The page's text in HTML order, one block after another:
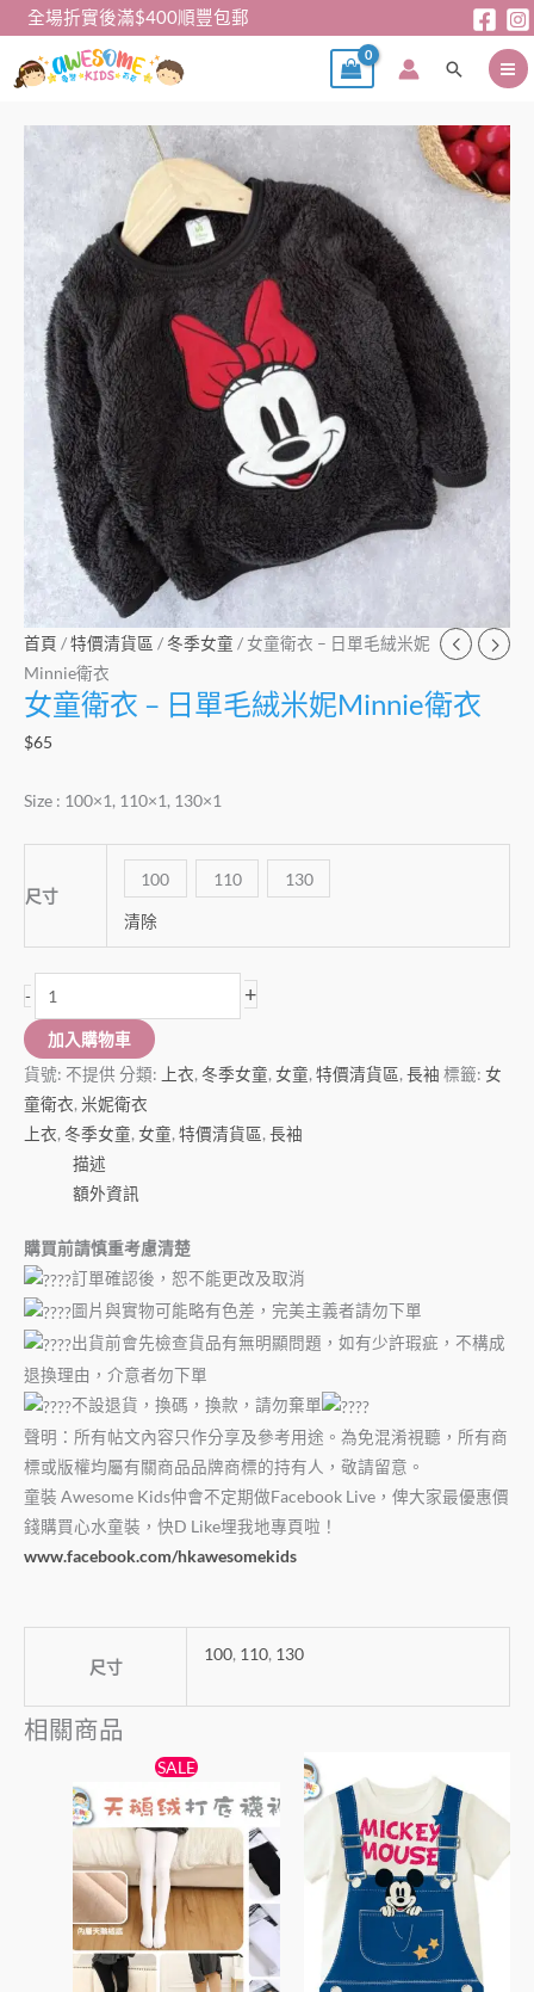
全場折實後滿$400順豐包郵
搜
首頁 /特價清貨區 /冬季女童 / 女童衛衣 – 日單毛絨米妮
Minnie衛衣
女童衛衣 – 日單毛絨米妮Minnie衛衣
$65
Size : 100×1, 110×1, 130×1
尺寸
100 110 130
清除
-
女
衣
日
單
毛
絨
米
Minnie
數
+
加入購物車
貨號: 不提供 分類: 上衣, 冬季女童, 女童, 特價清貨區, 長袖 標籤: 女
童衛衣, 米妮衛衣
上衣, 冬季女童, 女童, 特價清貨區, 長袖
描述
額外資訊
購買前請慎重考慮清楚
訂單確認後，恕不能更改及取消
圖片與實物可能略有色差，完美主義者請勿下單
出貨前會先檢查貨品有無明顯問題，如有少許瑕疵，不構成
退換理由，介意者勿下單
不設退貨，換碼，換款，請勿棄單
聲明：所有帖文內容只作分享及參考用途。為免混淆視聽，所有商
標或版權均屬有關商品品牌商標的持有人，敬請留意。
童裝 Awesome Kids仲會不定期做Facebook Live ，俾大家最優惠價
錢購買心水童裝，快D Like埋我地專頁啦！
www.facebook.com/hkawesomekids
尺寸
100, 110, 130
相關商品
SALE
價
格：
$38。
目
前
價
格：
$25。
產
品
有
多
種
款
式。
產
有
多
種
式。